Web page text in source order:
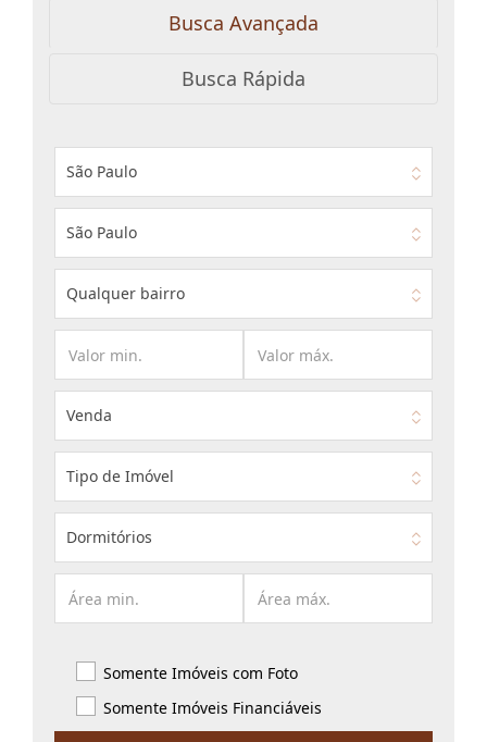
Busca Avançada
Busca Rápida
São Paulo
São Paulo
Qualquer bairro
Venda
Tipo de Imóvel
Dormitórios
Somente Imóveis com Foto
Somente Imóveis Financiáveis